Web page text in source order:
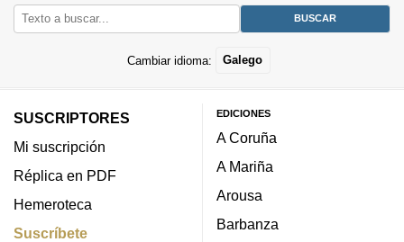
Cambiar idioma: Galego
SUSCRIPTORES
Mi suscripción
Réplica en PDF
Hemeroteca
Suscríbete
EDICIONES
A Coruña
A Mariña
Arousa
Barbanza